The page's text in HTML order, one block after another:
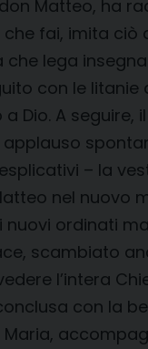
Matteo, ha
che fai, imita
che lega
con le
Dio. A seguire,
– la
nel nuovo
ordinati
scambiato
l’intera
con la
Maria,